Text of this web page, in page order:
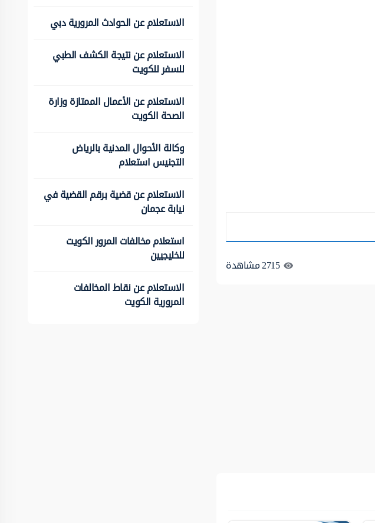
2715مشاهدة
الاستعلام عن الحوادث المرورية دبي
الاستعلام عن نتيجة الكشف الطبي
للسفر للكويت
الاستعلام عن الأعمال الممتازة وزارة
الصحة الكويت
وكالة الأحوال المدنية بالرياض
التجنيس استعلام
الاستعلام عن قضية برقم القضية في
نيابة عجمان
استعلام مخالفات المرور الكويت
للخليجيين
الاستعلام عن نقاط المخالفات
المرورية الكويت